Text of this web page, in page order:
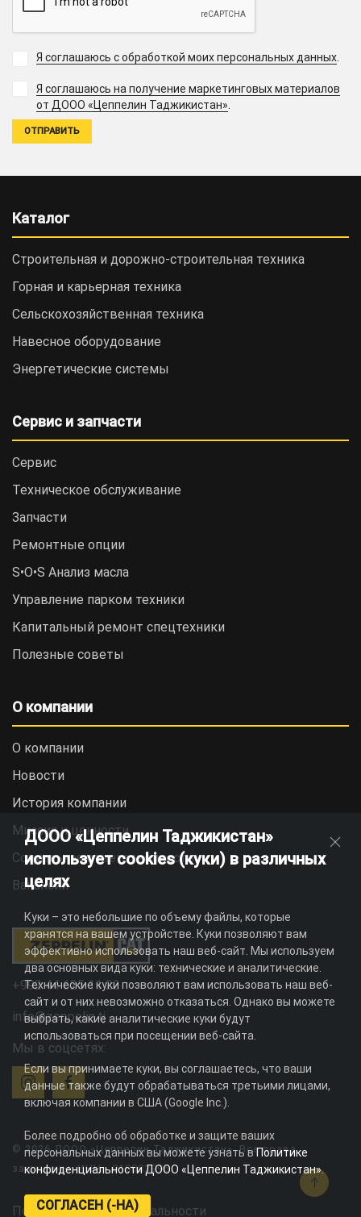
Я соглашаюсь с обработкой моих персональных данных.
Я соглашаюсь на получение маркетинговых материалов
от ДООО «Цеппелин Таджикистан».
Каталог
Строительная и дорожно-cтроительная техника
Горная и карьерная техника
Сельскохозяйственная техника
Навесное оборудование
Энергетические системы
Сервис и запчасти
Сервис
Техническое обслуживание
Запчасти
Ремонтные опции
S•O•S Анализ масла
Управление парком техники
Капитальный ремонт спецтехники
Полезные советы
О компании
О компании
Новости
История компании
Миссия и ценности
Социальная ответственность
Вакансии
+992 44 625 11 22
info@zeppelin.tj
Мы в соцсетях:
© 2026 ДООО «Цеппелин Таджикистан». Все права
защищены. ИНН - 010082996
Политика конфиденциальности
ДООО «Цеппелин Таджикистан»
использует cookies (куки) в различных
целях
Куки – это небольшие по объему файлы, которые
хранятся на вашем устройстве. Куки позволяют вам
эффективно использовать наш веб-сайт. Мы используем
два основных вида куки: технические и аналитические.
Технические куки позволяют вам использовать наш веб-
сайт и от них невозможно отказаться. Однако вы можете
выбрать, какие аналитические куки будут
использоваться при посещении веб-сайта.
Если вы принимаете куки, вы соглашаетесь, что ваши
данные также будут обрабатываться третьими лицами,
включая компании в США (Google Inc.).
Более подробно об обработке и защите ваших
персональных данных вы можете узнать вПолитике
конфиденциальности ДООО «Цеппелин Таджикистан».
СОГЛАСЕН (-НА)